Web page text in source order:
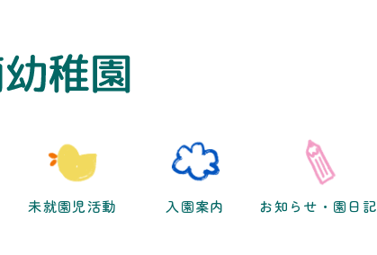
未就園児活動 入園案内 お知らせ・園日記